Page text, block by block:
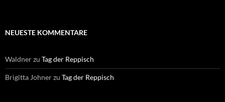
NEUESTE KOMMENTARE
Waldnerzu Tag der Reppisch
Brigitta Johnerzu Tag der Reppisch